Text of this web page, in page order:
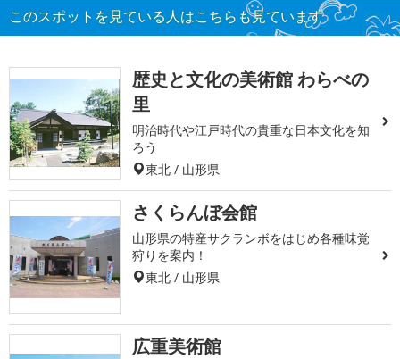
このスポットを見ている人はこちらも見ています
歴史と文化の美術館 わらべの
里
明治時代や江戸時代の貴重な日本文化を知
ろう
東北 / 山形県
さくらんぼ会館
山形県の特産サクランボをはじめ各種味覚
狩りを案内！
東北 / 山形県
広重美術館